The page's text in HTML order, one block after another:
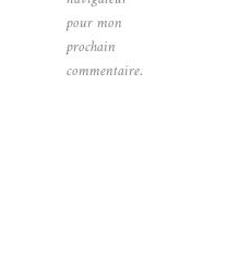
pour mon
prochain
commentaire.